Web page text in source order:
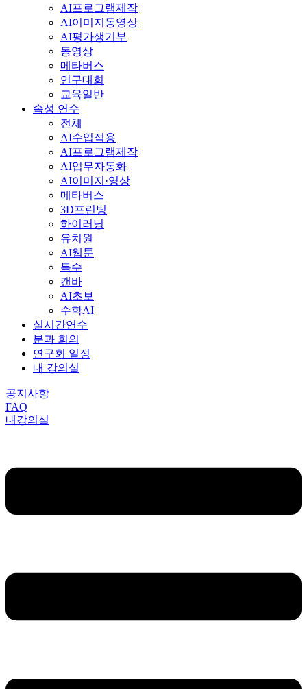
AI프로그램제작
AI이미지동영상
AI평가생기부
동영상
메타버스
연구대회
교육일반
속성 연수
전체
AI수업적용
AI프로그램제작
AI업무자동화
AI이미지·영상
메타버스
3D프린팅
하이러닝
유치원
AI웹툰
특수
캔바
AI초보
수학AI
실시간연수
분과 회의
연구회 일정
내 강의실
공지사항
FAQ
내강의실